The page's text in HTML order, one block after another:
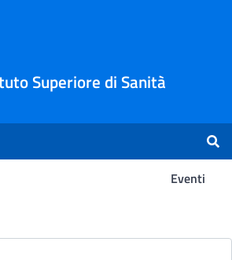
Superiore di Sanità
Eventi
Ricerca -